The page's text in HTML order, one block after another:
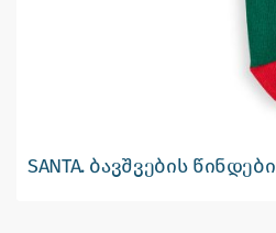
SANTA. ბავშვების წინდები